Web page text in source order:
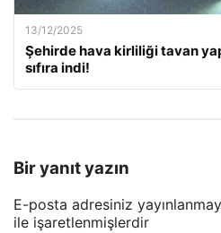
13/12/2025
Şehirde hava kirliliği tavan
sıfıra indi!
Bir yanıt yazın
E-posta adresiniz
ile işaretlenmişlerdir